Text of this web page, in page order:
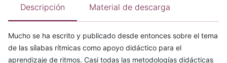
Descripción Material de descarga
Mucho se ha escrito y publicado desde entonces sobre el tema
de las sílabas rítmicas como apoyo didáctico para el
aprendizaje de ritmos. Casi todas las metodologías didácticas